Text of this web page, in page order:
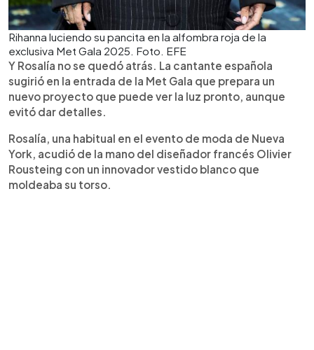
Rihanna luciendo su pancita en la alfombra roja de la
exclusiva Met Gala 2025. Foto. EFE
Y Rosalía no se quedó atrás. La cantante española
sugirió en la entrada de la Met Gala que prepara un
nuevo proyecto que puede ver la luz pronto, aunque
evitó dar detalles.
Rosalía, una habitual en el evento de moda de Nueva
York, acudió de la mano del diseñador francés Olivier
Rousteing con un innovador vestido blanco que
moldeaba su torso.